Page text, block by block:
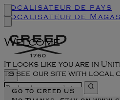
Welcome
It looks like you are in
to see our site with local
Go to Creed US
Localisateur de pays
Localisateur de